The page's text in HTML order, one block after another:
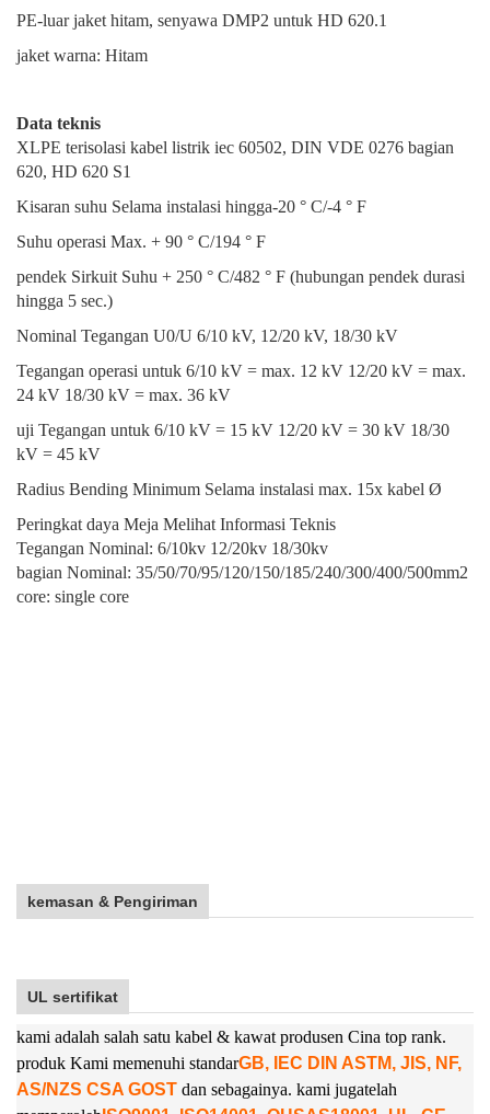
PE-luar jaket hitam, senyawa DMP2 untuk HD 620.1
jaket warna: Hitam
Data teknis
XLPE terisolasi kabel listrik iec 60502, DIN VDE 0276 bagian
620, HD 620 S1
Kisaran suhu Selama instalasi hingga-20 ° C/-4 ° F
Suhu operasi Max. + 90 ° C/194 ° F
pendek Sirkuit Suhu + 250 ° C/482 ° F (hubungan pendek durasi
hingga 5 sec.)
Nominal Tegangan U0/U 6/10 kV, 12/20 kV, 18/30 kV
Tegangan operasi untuk 6/10 kV = max. 12 kV 12/20 kV = max.
24 kV 18/30 kV = max. 36 kV
uji Tegangan untuk 6/10 kV = 15 kV 12/20 kV = 30 kV 18/30
kV = 45 kV
Radius Bending Minimum Selama instalasi max. 15x kabel Ø
Peringkat daya Meja Melihat Informasi Teknis
Tegangan Nominal: 6/10kv 12/20kv 18/30kv
bagian Nominal: 35/50/70/95/120/150/185/240/300/400/500mm2
core: single core
kemasan & Pengiriman
UL sertifikat
kami adalah salah satu kabel & kawat produsen Cina top rank.
produk Kami memenuhi standarGB, IEC DIN ASTM, JIS, NF,
AS/NZS CSA GOST dan sebagainya. kami jugatelah